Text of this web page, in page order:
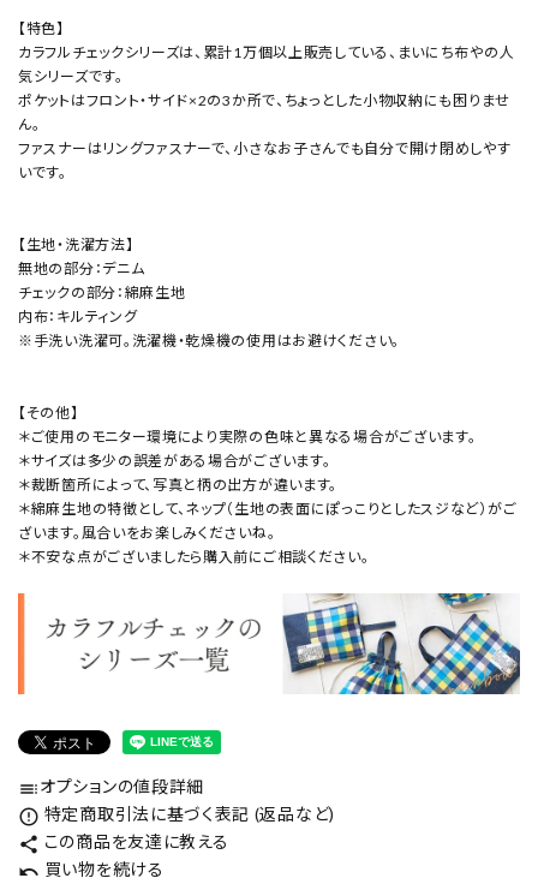
【特色】
カラフルチェックシリーズは、累計1万個以上販売している、まいにち布やの人
気シリーズです。
ポケットはフロント・サイド×2の3か所で、ちょっとした小物収納にも困りませ
ん。
ファスナーはリングファスナーで、小さなお子さんでも自分で開け閉めしやす
いです。
【生地・洗濯方法】
無地の部分：デニム
チェックの部分：綿麻生地
内布：キルティング
※手洗い洗濯可。洗濯機・乾燥機の使用はお避けください。
【その他】
＊ご使用のモニター環境により実際の色味と異なる場合がございます。
＊サイズは多少の誤差がある場合がございます。
＊裁断箇所によって、写真と柄の出方が違います。
＊綿麻生地の特徴として、ネップ（生地の表面にぽっこりとしたスジなど）がご
ざいます。風合いをお楽しみくださいね。
＊不安な点がございましたら購入前にご相談ください。
tocオプションの値段詳細
error_outline 特定商取引法に基づく表記 (返品など)
share この商品を友達に教える
undo 買い物を続ける